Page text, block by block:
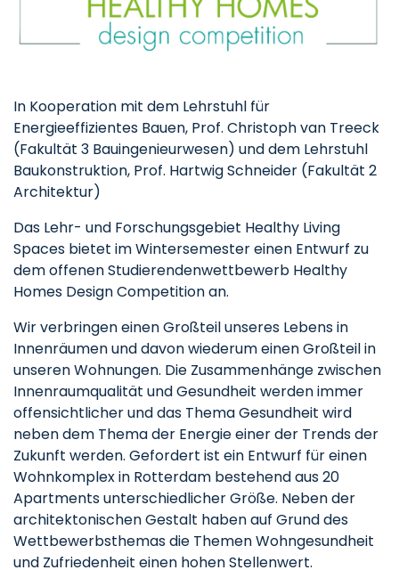
In Kooperation mit dem Lehrstuhl für
Energieeffizientes Bauen, Prof. Christoph van Treeck
(Fakultät 3 Bauingenieurwesen) und dem Lehrstuhl
Baukonstruktion, Prof. Hartwig Schneider (Fakultät 2
Architektur)
Das Lehr- und Forschungsgebiet Healthy Living
Spaces bietet im Wintersemester einen Entwurf zu
dem offenen Studierendenwettbewerb Healthy
Homes Design Competition an.
Wir verbringen einen Großteil unseres Lebens in
Innenräumen und davon wiederum einen Großteil in
unseren Wohnungen. Die Zusammenhänge zwischen
Innenraumqualität und Gesundheit werden immer
offensichtlicher und das Thema Gesundheit wird
neben dem Thema der Energie einer der Trends der
Zukunft werden. Gefordert ist ein Entwurf für einen
Wohnkomplex in Rotterdam bestehend aus 20
Apartments unterschiedlicher Größe. Neben der
architektonischen Gestalt haben auf Grund des
Wettbewerbsthemas die Themen Wohngesundheit
und Zufriedenheit einen hohen Stellenwert.